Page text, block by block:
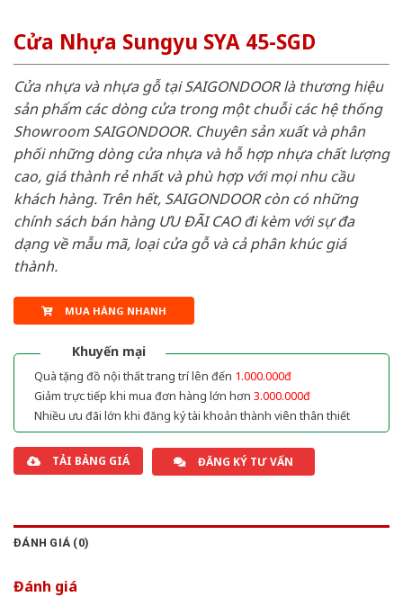
Cửa Nhựa Sungyu SYA 45-SGD
Cửa nhựa và nhựa gỗ tại SAIGONDOOR là thương hiệu
sản phẩm các dòng cửa trong một chuỗi các hệ thống
Showroom SAIGONDOOR. Chuyên sản xuất và phân
phối những dòng cửa nhựa và hỗ hợp nhựa chất lượng
cao, giá thành rẻ nhất và phù hợp với mọi nhu cầu
khách hàng. Trên hết, SAIGONDOOR còn có những
chính sách bán hàng ƯU ĐÃI CAO đi kèm với sự đa
dạng về mẫu mã, loại cửa gỗ và cả phân khúc giá
thành.
MUA HÀNG NHANH
Khuyến mại
Quà tặng đồ nội thất trang trí lên đến 1.000.000đ
Giảm trực tiếp khi mua đơn hàng lớn hơn 3.000.000đ
Nhiều ưu đãi lớn khi đăng ký tài khoản thành viên thân thiết
TẢI BẢNG GIÁ ĐĂNG KÝ TƯ VẤN
ĐÁNH GIÁ (0)
Đánh giá